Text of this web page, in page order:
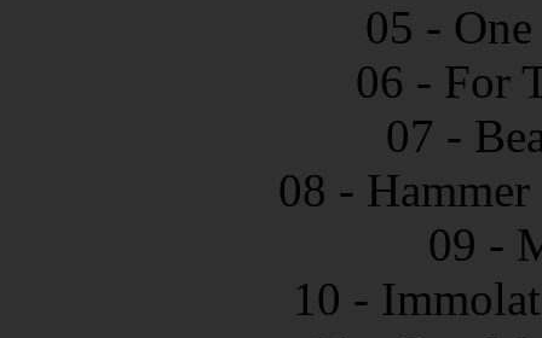
05 -
06 - For
07 -
08 -
09 -
10 -